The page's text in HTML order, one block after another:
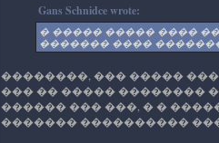
Gans Schnidce wrote:
� ����� ����� ����
������� ����
��������, ��� �����
��� �� ����� ��������
������ ��� ���, � �
������� ����������